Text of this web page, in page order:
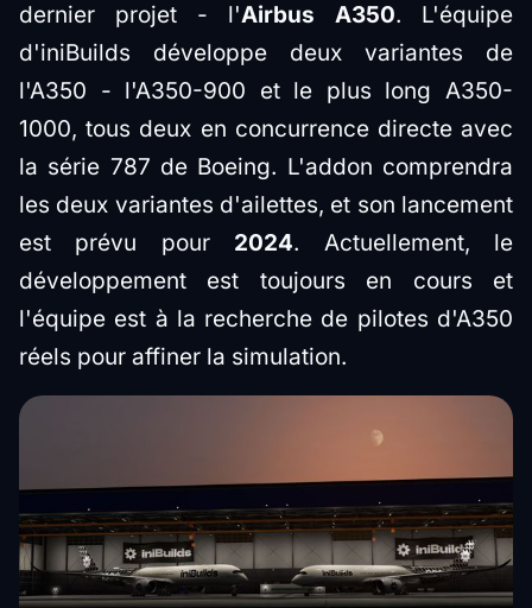
dernier projet - l'Airbus A350. L'équipe
d'iniBuilds développe deux variantes de
l'A350 - l'A350-900 et le plus long A350-
1000, tous deux en concurrence directe avec
la série 787 de Boeing. L'addon comprendra
les deux variantes d'ailettes, et son lancement
est prévu pour 2024. Actuellement, le
développement est toujours en cours et
l'équipe est à la recherche de pilotes d'A350
réels pour affiner la simulation.